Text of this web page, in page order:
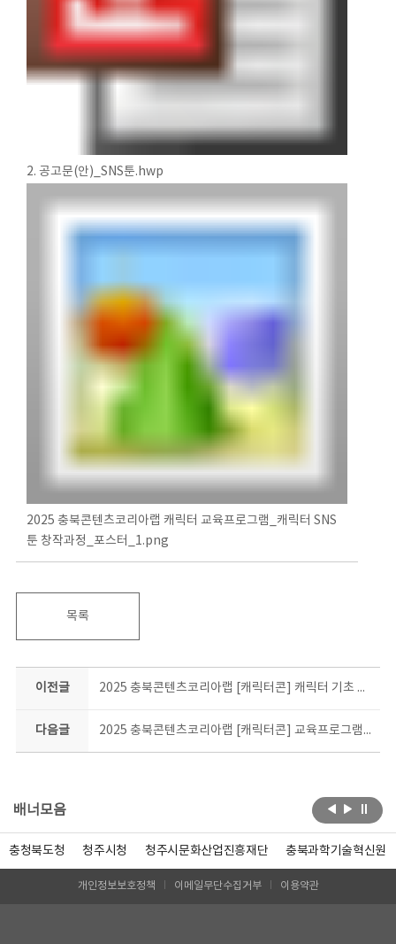
2. 공고문(안)_SNS툰.hwp
2025 충북콘텐츠코리아랩 캐릭터 교육프로그램_캐릭터 SNS
툰 창작과정_포스터_1.png
목록
이전글 2025 충북콘텐츠코리아랩 [캐릭터콘] 캐릭터 기초 창작과정 합격자 안내
다음글 2025 충북콘텐츠코리아랩 [캐릭터콘] 교육프로그램 캐릭터 이모티콘 창작과정 수강생 모집공고
배너모음
충청북도청 청주시청 청주시문화산업진흥재단 충북과학기술혁신원
개인정보보호정책 이메일무단수집거부 이용약관